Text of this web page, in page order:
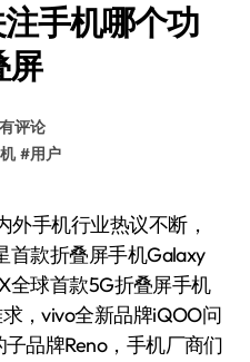
手机哪个功
屏
评论
#用户
首款折叠屏手机Galaxy
全球首款5G折叠屏手机
，vivo全新品牌iQOO问
品牌Reno，手机厂商们